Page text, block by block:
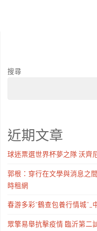
搜尋
近期文章
球迷票選世界杯夢之隊 沃齊
郭根：穿行在文學與消息之
時租網
春游多彩“鶴查包養行情城”_
眾擎易舉抗擊疫情 臨沂第二